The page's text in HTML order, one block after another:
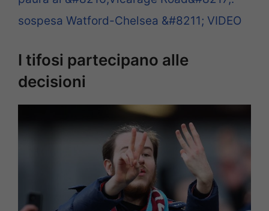
sospesa Watford-Chelsea &#8211; VIDEO
I tifosi partecipano alle
decisioni